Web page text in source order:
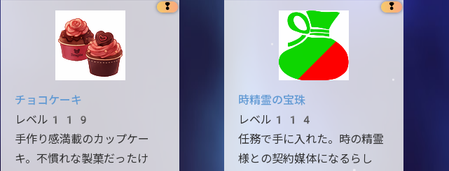
❢
チョコケーキ
レベル119
手作り感満載のカップケー
キ。不慣れな製菓だったけ
❢
時精霊の宝珠
レベル114
任務で手に入れた。時の精霊
様との契約媒体になるらし